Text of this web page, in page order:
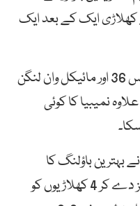
کھلاڑی ایک کے بعد ایک
نمیبیا ٹیم کے کپتان گرہارڈ ایراسمس 36 اور مائیکل وان لنگن
علاوہ نمیبیا کا کوئی
بہترین باؤلنگ کا
مظاہرہ کرتے ہوئے 4 اوورز میں 12 رنز دے کر 4 کھلاڑیوں کو